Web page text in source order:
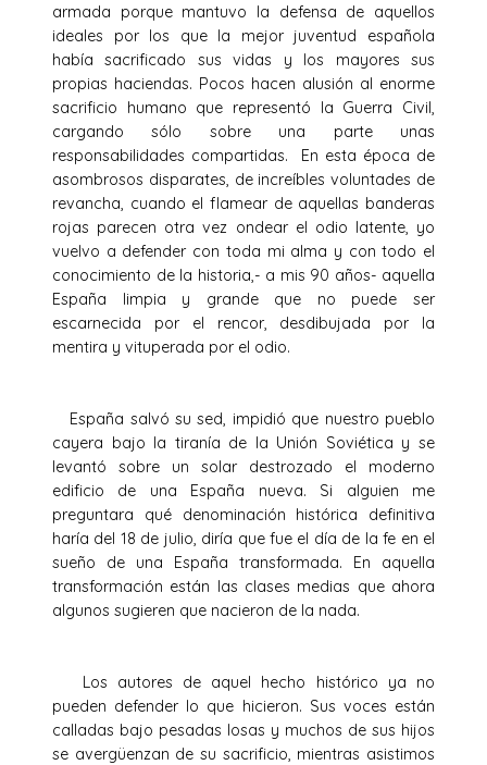
armada porque mantuvo la defensa de aquellos
ideales por los que la mejor juventud española
había sacrificado sus vidas y los mayores sus
propias haciendas. Pocos hacen alusión al enorme
sacrificio humano que representó la Guerra Civil,
cargando sólo sobre una parte unas
responsabilidades compartidas. En esta época de
asombrosos disparates, de increíbles voluntades de
revancha, cuando el flamear de aquellas banderas
rojas parecen otra vez ondear el odio latente, yo
vuelvo a defender con toda mi alma y con todo el
conocimiento de la historia,- a mis 90 años- aquella
España limpia y grande que no puede ser
escarnecida por el rencor, desdibujada por la
mentira y vituperada por el odio.
España salvó su sed, impidió que nuestro pueblo
cayera bajo la tiranía de la Unión Soviética y se
levantó sobre un solar destrozado el moderno
edificio de una España nueva. Si alguien me
preguntara qué denominación histórica definitiva
haría del 18 de julio, diría que fue el día de la fe en el
sueño de una España transformada. En aquella
transformación están las clases medias que ahora
algunos sugieren que nacieron de la nada.
Los autores de aquel hecho histórico ya no
pueden defender lo que hicieron. Sus voces están
calladas bajo pesadas losas y muchos de sus hijos
se avergüenzan de su sacrificio, mientras asistimos